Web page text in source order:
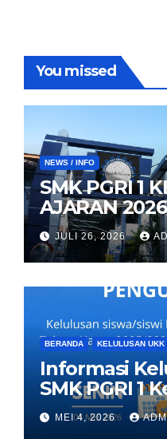
You missed
NEWS / INFO
SMK PGRI 1
AJARAN
JULI 26, 2026
BERANDA KELULUSAN UKK
Informasi
SMK PGRI 1
MEI 4, 2026